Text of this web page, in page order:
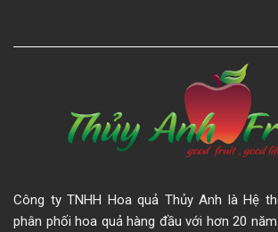
Công ty TNHH Hoa quả Thủy Anh là Hệ
phân phối hoa quả hàng đầu với hơn 20